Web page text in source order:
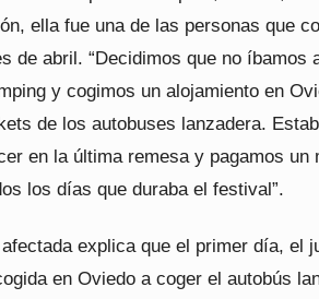
ella fue una de las personas que
de abril. “Decidimos que no íbamos
y cogimos un alojamiento en
de los autobuses lanzadera.
en la última remesa y pagamos
los días que duraba el festival”.
explica que el primer día, el
en Oviedo a coger el autobús